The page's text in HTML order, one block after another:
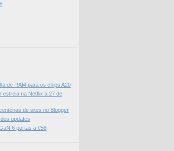
de RAM para os chips A20
estreia na Netflix a 27 de
de sites no Blogger
updates
6 portas a €56